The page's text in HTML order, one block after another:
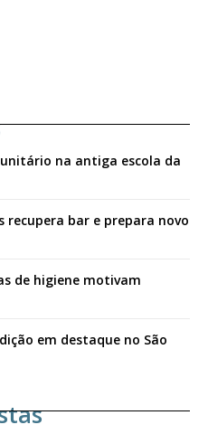
na antiga escola da
recupera bar e prepara novo
de higiene motivam
em destaque no São